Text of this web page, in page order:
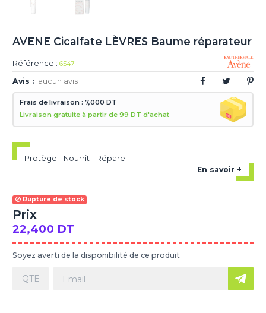
AVENE Cicalfate LÈVRES Baume réparateur
Référence : 6547
Avis : aucun avis
Frais de livraison : 7,000 DT
Livraison gratuite à partir de 99 DT d'achat
Protège - Nourrit - Répare
En savoir +
Rupture de stock
Prix
22,400 DT
Soyez averti de la disponibilité de ce produit